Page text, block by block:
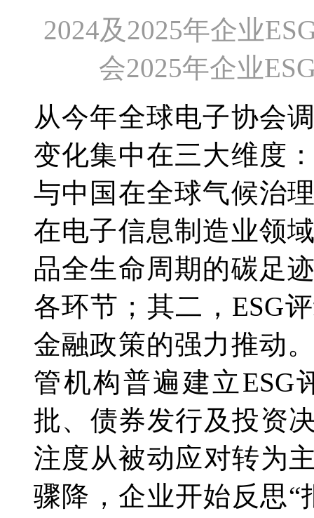
2024及2025年企业
会2025年企业
从今年全球电子协会
变化集中在三大维度
与中国在全球气候治
在电子信息制造业领
品全生命周期的碳足
各环节；其二，ESG
金融政策的强力推动
管机构普遍建立ESG
批、债券发行及投资
注度从被动应对转为
骤降，企业开始反思“